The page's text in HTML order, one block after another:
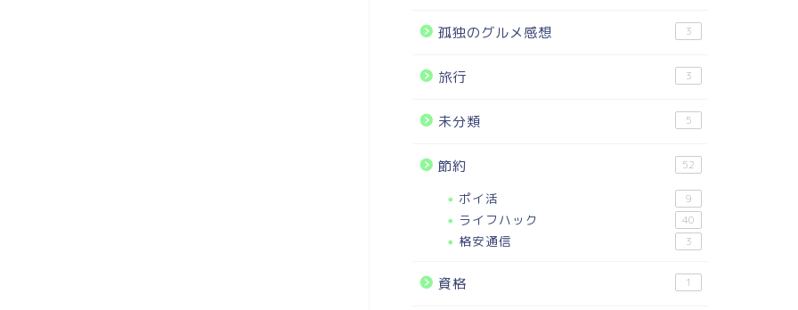
孤独のグルメ感想 3
旅行 3
未分類 5
節約 52
ポイ活 9
ライフハック 40
格安通信 3
資格 1